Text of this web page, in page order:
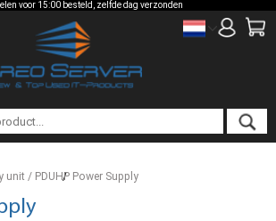
voor 15:00 besteld, zelfde dag verzonden
unit / PDUHP Power Supply